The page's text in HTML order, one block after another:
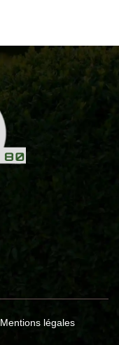
Mentions légales